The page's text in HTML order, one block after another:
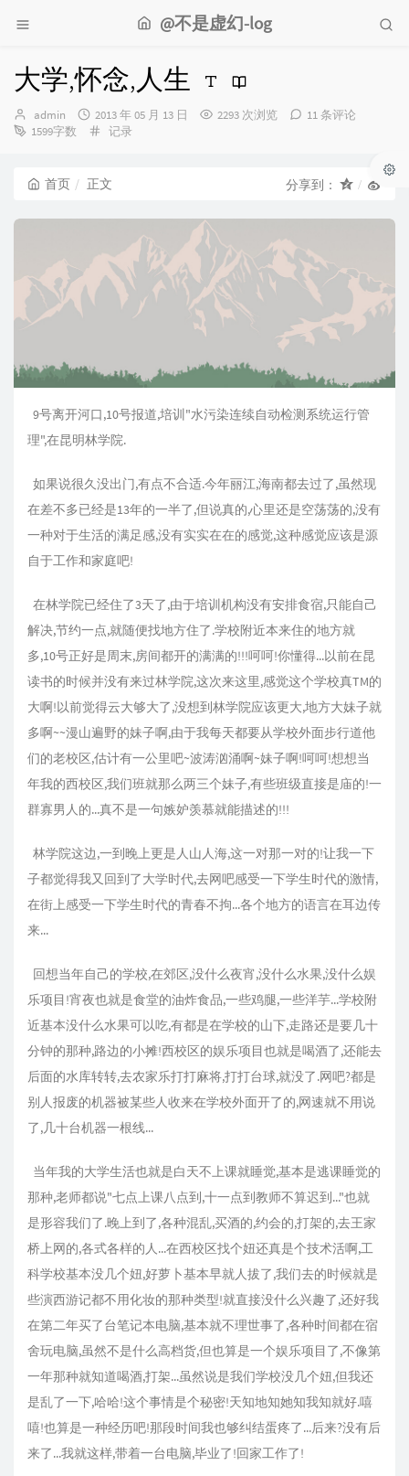
@不是虚幻-log
大学,怀念,人生
博
主：
admin
发
布
2013 年 05 月 13 日 2293 次浏览
11 条评论
1599字数
分
记录
首页 正文 分享到：
9号离开河口,10号报道,培训"水污染连续自动检测系统运行管
理",在昆明林学院.
如果说很久没出门,有点不合适.今年丽江,海南都去过了,虽然现
在差不多已经是13年的一半了,但说真的,心里还是空荡荡的,没有
一种对于生活的满足感,没有实实在在的感觉,这种感觉应该是源
自于工作和家庭吧!
在林学院已经住了3天了,由于培训机构没有安排食宿,只能自己
解决,节约一点,就随便找地方住了.学校附近本来住的地方就
多,10号正好是周末,房间都开的满满的!!!呵呵!你懂得...以前在昆
读书的时候并没有来过林学院,这次来这里,感觉这个学校真TM的
大啊!以前觉得云大够大了,没想到林学院应该更大,地方大妹子就
多啊~~漫山遍野的妹子啊,由于我每天都要从学校外面步行道他
们的老校区,估计有一公里吧~波涛汹涌啊~妹子啊!呵呵!想想当
年我的西校区,我们班就那么两三个妹子,有些班级直接是庙的!一
群寡男人的...真不是一句嫉妒羡慕就能描述的!!!
林学院这边,一到晚上更是人山人海,这一对那一对的!让我一下
子都觉得我又回到了大学时代,去网吧感受一下学生时代的激情,
在街上感受一下学生时代的青春不拘...各个地方的语言在耳边传
来...
回想当年自己的学校,在郊区,没什么夜宵,没什么水果,没什么娱
乐项目!宵夜也就是食堂的油炸食品,一些鸡腿,一些洋芋...学校附
近基本没什么水果可以吃,有都是在学校的山下,走路还是要几十
分钟的那种,路边的小摊!西校区的娱乐项目也就是喝酒了,还能去
后面的水库转转,去农家乐打打麻将,打打台球,就没了.网吧?都是
别人报废的机器被某些人收来在学校外面开了的,网速就不用说
了,几十台机器一根线...
当年我的大学生活也就是白天不上课就睡觉,基本是逃课睡觉的
那种,老师都说"七点上课八点到,十一点到教师不算迟到..."也就
是形容我们了.晚上到了,各种混乱,买酒的,约会的,打架的,去王家
桥上网的,各式各样的人...在西校区找个妞还真是个技术活啊,工
科学校基本没几个妞,好萝卜基本早就人拔了,我们去的时候就是
些演西游记都不用化妆的那种类型!就直接没什么兴趣了,还好我
在第二年买了台笔记本电脑,基本就不理世事了,各种时间都在宿
舍玩电脑,虽然不是什么高档货,但也算是一个娱乐项目了,不像第
一年那种就知道喝酒,打架...虽然说是我们学校没几个妞,但我还
是乱了一下,哈哈!这个事情是个秘密!天知地知她知我知就好.嘻
嘻!也算是一种经历吧!那段时间我也够纠结蛋疼了...后来?没有后
来了...我就这样,带着一台电脑,毕业了!回家工作了!